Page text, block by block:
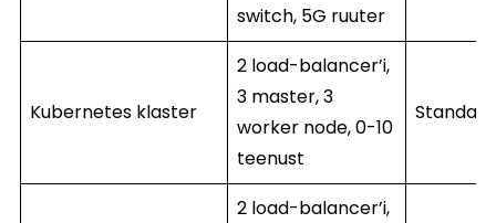
switch, 5G ruuter
Kubernetes klaster
2 load-balancer’i,
3 master, 3
worker node, 0-10
teenust
Standard
2 load-balancer’i,